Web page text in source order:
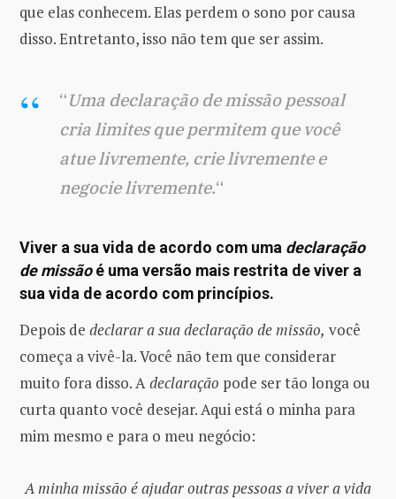
que elas conhecem. Elas perdem o sono por causa
disso. Entretanto, isso não tem que ser assim.
“Uma declaração de missão pessoal
cria limites que permitem que você
atue livremente, crie livremente e
negocie livremente.“
Viver a sua vida de acordo com uma declaração
de missãoé uma versão mais restrita de viver a
sua vida de acordo com princípios.
Depois de declarar a sua declaração de missão, você
começa a vivê-la. Você não tem que considerar
muito fora disso. Adeclaração pode ser tão longa ou
curta quanto você desejar. Aqui está o minha para
mim mesmo e para o meu negócio:
A minha missão é ajudar outras pessoas a viver a vida